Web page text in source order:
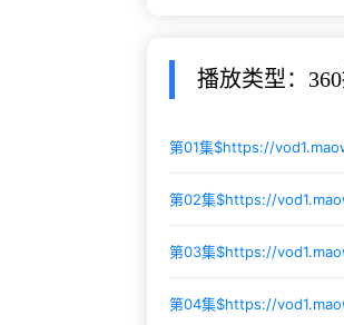
播放类型：
第01集$https://
第02集$https://
第03集$https://
第04集$https://